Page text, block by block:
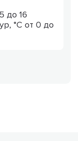
до 16
°С от 0 до